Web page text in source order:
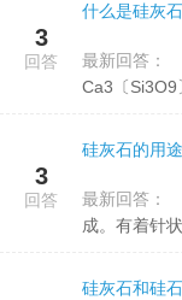
3
回答
什么是硅灰
最新回答：
Ca3〔Si3O9
3
回答
硅灰石的用
最新回答：
成。有着针
硅灰石和硅